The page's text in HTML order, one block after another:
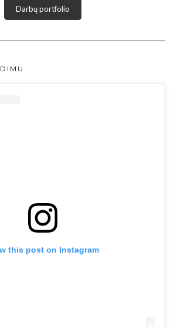
Darbų portfolio
this post on Instagram